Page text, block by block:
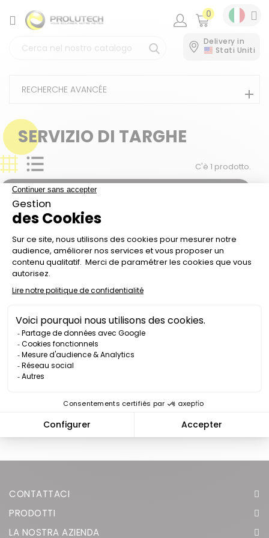
CATEGORIA 0
Delivery in
Stati Uniti
RECHERCHE AVANCÉE
SERVIZIO DI TARGHE
C'è 1 prodotto.
Pertinenza
PIATTO DA PORTATA
MAGNETICO 500X150MM
Abbiamo raggiunto la fine di questa pagina.Torna all'inizio
CONTATTACI
PRODOTTI
LA NOSTRA AZIENDA